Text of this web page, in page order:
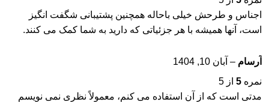
اجناس و طرحش خیلی باحاله همچنین پشتیبانی شگفت انگیز
است، آنها همیشه با هر جزئیاتی که دارید به شما کمک می کنند.
آرسام – آبان 10, 1404
نمره 5 از 5
مدتی است که از آن استفاده می کنم، معمولاً نظری نمی نویسم